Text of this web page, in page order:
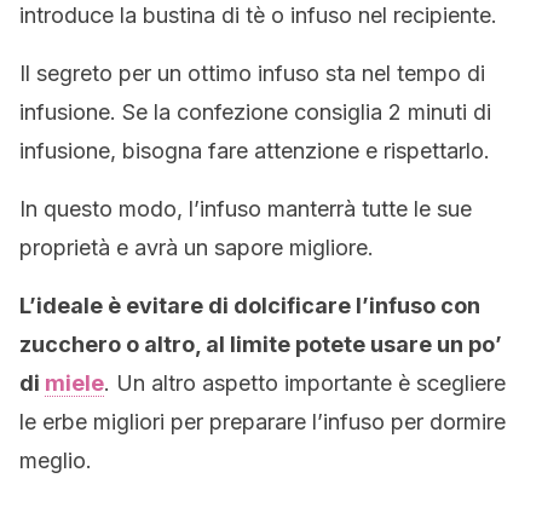
introduce la bustina di tè o infuso nel recipiente.
Il segreto per un ottimo infuso sta nel tempo di
infusione. Se la confezione consiglia 2 minuti di
infusione, bisogna fare attenzione e rispettarlo.
In questo modo, l’infuso manterrà tutte le sue
proprietà e avrà un sapore migliore.
L’ideale è evitare di dolcificare l’infuso con
zucchero o altro, al limite potete usare un po’
di miele. Un altro aspetto importante è scegliere
le erbe migliori per preparare l’infuso per dormire
meglio.